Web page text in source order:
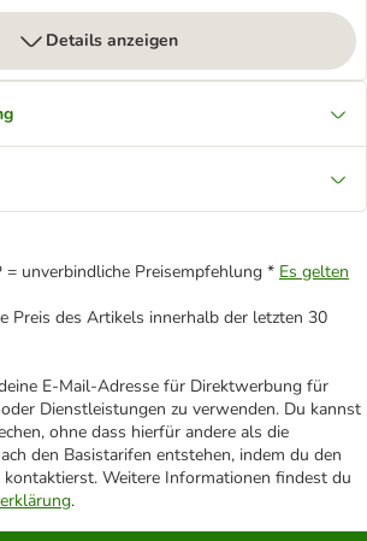
Details anzeigen
unverbindliche Preisempfehlung * Es gelten
Preis des Artikels innerhalb der letzten 30
E-Mail-Adresse für Direktwerbung für
Dienstleistungen zu verwenden. Du kannst
ohne dass hierfür andere als die
den Basistarifen entstehen, indem du den
kontaktierst. Weitere Informationen findest du
.